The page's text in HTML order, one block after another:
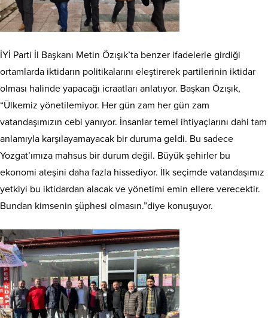
İYİ Parti İl Başkanı Metin Özışık’ta benzer ifadelerle girdiği
ortamlarda iktidarın politikalarını eleştirerek partilerinin iktidar
olması halinde yapacağı icraatları anlatıyor. Başkan Özışık,
“Ülkemiz yönetilemiyor. Her gün zam her gün zam
vatandaşımızın cebi yanıyor. İnsanlar temel ihtiyaçlarını dahi tam
anlamıyla karşılayamayacak bir duruma geldi. Bu sadece
Yozgat’ımıza mahsus bir durum değil. Büyük şehirler bu
ekonomi ateşini daha fazla hissediyor. İlk seçimde vatandaşımız
yetkiyi bu iktidardan alacak ve yönetimi emin ellere verecektir.
Bundan kimsenin şüphesi olmasın.”diye konuşuyor.